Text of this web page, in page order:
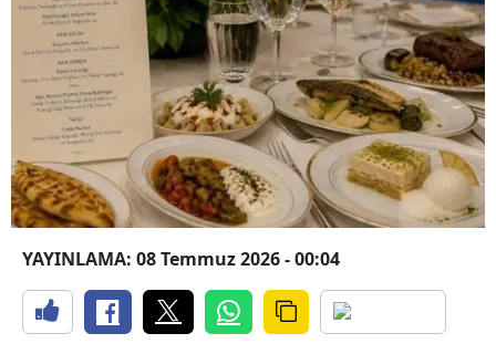
YAYINLAMA: 08 Temmuz 2026 - 00:04